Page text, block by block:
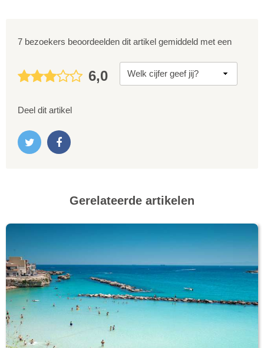
7 bezoekers beoordeelden dit artikel gemiddeld met een
6,0
Deel dit artikel
Gerelateerde artikelen